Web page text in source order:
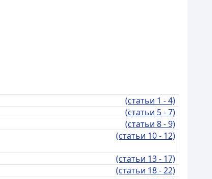
(статьи 1 - 4)
(статьи 5 - 7)
(статьи 8 - 9)
(статьи 10 - 12)
(статьи 13 - 17)
(статьи 18 - 22)